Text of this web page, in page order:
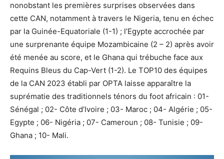
nonobstant les premières surprises observées dans
cette CAN, notamment à travers le Nigeria, tenu en échec
par la Guinée-Equatoriale (1-1) ; l’Egypte accrochée par
une surprenante équipe Mozambicaine (2 – 2) après avoir
été menée au score, et le Ghana qui trébuche face aux
Requins Bleus du Cap-Vert (1-2). Le TOP10 des équipes
de la CAN 2023 établi par OPTA laisse apparaître la
suprématie des traditionnels ténors du foot africain : 01-
Sénégal ; 02- Côte d’Ivoire ; 03- Maroc ; 04- Algérie ; 05-
Egypte ; 06- Nigéria ; 07- Cameroun ; 08- Tunisie ; 09-
Ghana ; 10- Mali.